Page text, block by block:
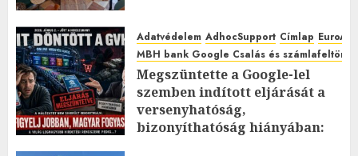
Adatvédelem AdhocSupport Címlap
MBH bank Google Csalás és
Megszüntette a Google-lel
szemben indított eljárását a
versenyhatóság,
bizonyíthatóság hiányában: